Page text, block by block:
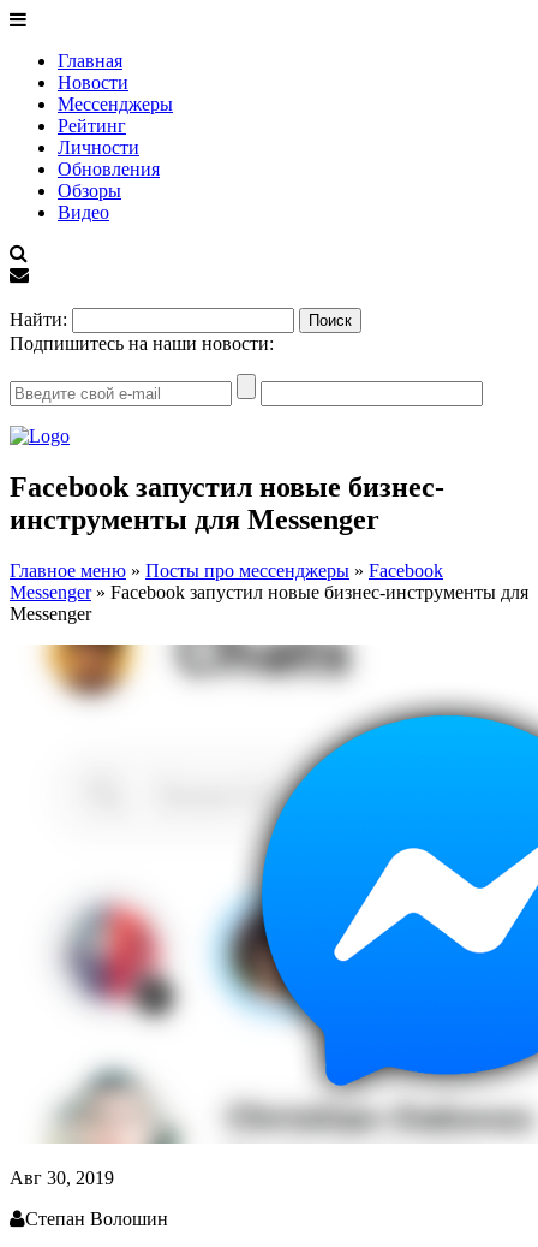
Главная
Новости
Мессенджеры
Рейтинг
Личности
Обновления
Обзоры
Видео
Найти:
Подпишитесь на наши новости:
Facebook запустил новые бизнес-
инструменты для Messenger
Главное меню » Посты про мессенджеры » Facebook
Messenger» Facebook запустил новые бизнес-инструменты для
Messenger
Авг 30, 2019
Степан Волошин